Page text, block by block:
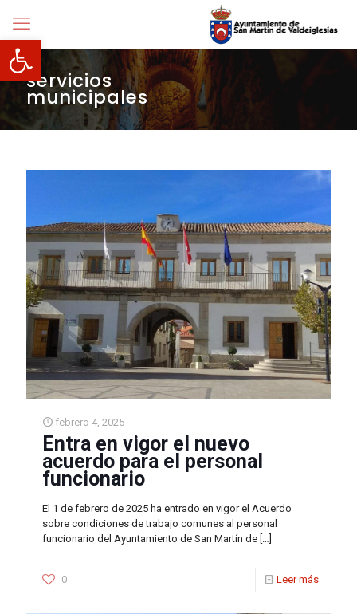
Abrir barra de herramientas
servicios
municipales
febrero 4, 2025
Entra en vigor el nuevo
acuerdo para el personal
funcionario
El 1 de febrero de 2025 ha entrado en vigor el Acuerdo
sobre condiciones de trabajo comunes al personal
funcionario del Ayuntamiento de San Martín de […]
0 Leer más